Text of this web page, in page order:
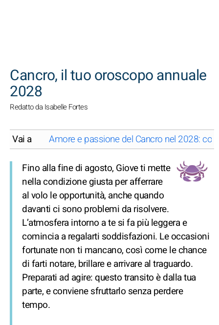
Cancro, il tuo oroscopo annuale
2028
Redatto da Isabelle Fortes
Vai a Amore e passione del Cancro nel 2028:
Fino alla fine di agosto, Giove ti mette
nella condizione giusta per afferrare
al volo le opportunità, anche quando
davanti ci sono problemi da risolvere.
L’atmosfera intorno a te si fa più leggera e
comincia a regalarti soddisfazioni. Le occasioni
fortunate non ti mancano, così come le chance
di farti notare, brillare e arrivare al traguardo.
Preparati ad agire: questo transito è dalla tua
parte, e conviene sfruttarlo senza perdere
tempo.